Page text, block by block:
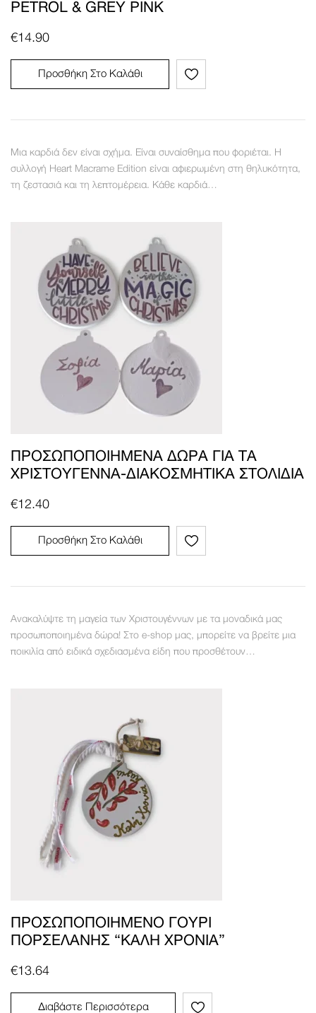
PETROL & GREY PINK
€14.90
Προσθήκη Στο Καλάθι
Μια καρδιά δεν είναι σχήμα. Είναι συναίσθημα που φοριέται. Η
συλλογή Heart Macrame Edition είναι αφιερωμένη στη θηλυκότητα,
τη ζεστασιά και τη λεπτομέρεια. Κάθε καρδιά…
ΠΡΟΣΩΠΟΠΟΙΗΜΈΝΑ ΔΏΡΑ ΓΙΑ ΤΑ
ΧΡΙΣΤΟΎΓΕΝΝΑ-ΔΙΑΚΟΣΜΗΤΙΚΆ ΣΤΟΛΊΔΙΑ
€12.40
Προσθήκη Στο Καλάθι
Ανακαλύψτε τη μαγεία των Χριστουγέννων με τα μοναδικά μας
προσωποποιημένα δώρα! Στο e-shop μας, μπορείτε να βρείτε μια
ποικιλία από ειδικά σχεδιασμένα είδη που προσθέτουν…
ΠΡΟΣΩΠΟΠΟΙΗΜΈΝΟ ΓΟΎΡΙ
ΠΟΡΣΕΛΆΝΗΣ “ΚΑΛΉ ΧΡΟΝΙΆ”
€13.64
Διαβάστε Περισσότερα